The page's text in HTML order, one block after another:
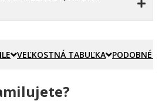
VEĽKOSTNÁ TABUĽKA PODOBNÉ